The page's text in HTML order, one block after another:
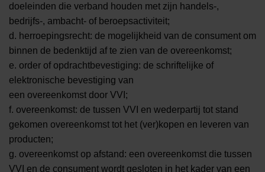
doeleinden die verband houden met zijn handels-,
bedrijfs-, ambacht- of beroepsactiviteit;
d. herroepingsrecht: de mogelijkheid van de consument om
binnen de bedenktijd af te zien van de overeenkomst;
e. order of opdrachtbevestiging: de schriftelijke of
elektronische bevestiging van
een overeenkomst door VVI;
f. overeenkomst: de tussen VVI en wederpartij tot stand
gekomen overeenkomst tot het (ver)kopen en leveren van
producten;
g. overeenkomst op afstand: een overeenkomst die tussen
VVI en de consument wordt gesloten in het kader van een